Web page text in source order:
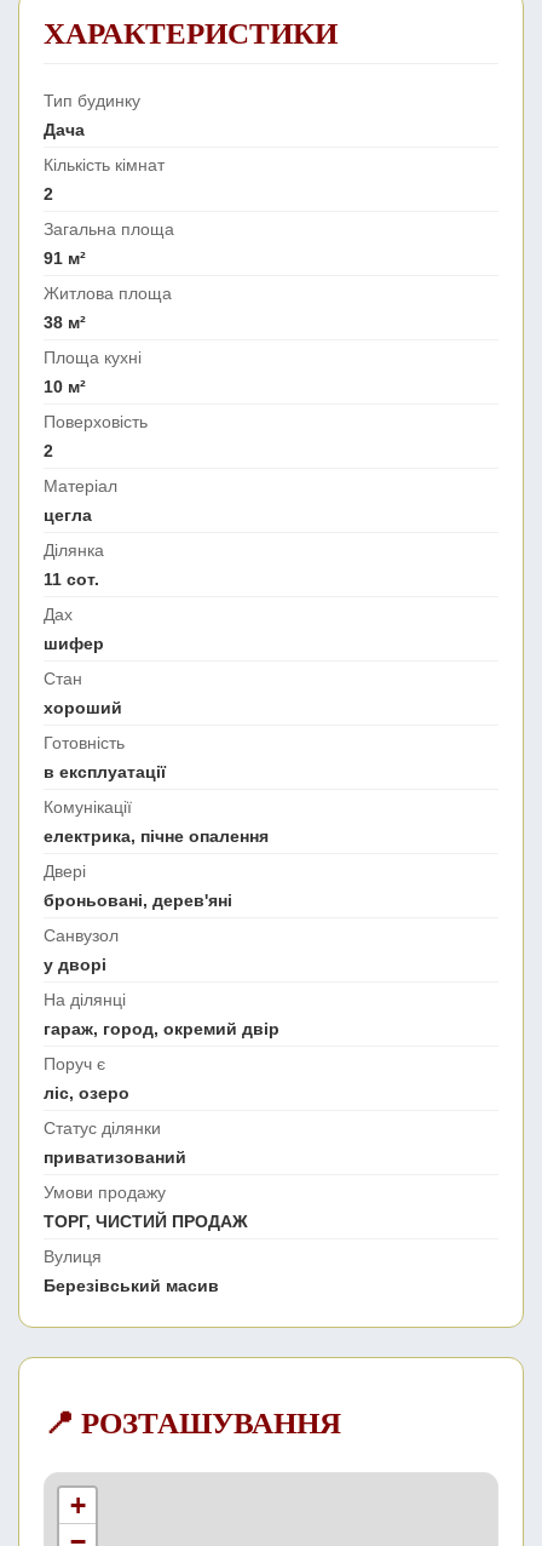
ХАРАКТЕРИСТИКИ
Тип будинку
Дача
Кількість кімнат
2
Загальна площа
91 м²
Житлова площа
38 м²
Площа кухні
10 м²
Поверховість
2
Матеріал
цегла
Ділянка
11 сот.
Дах
шифер
Стан
хороший
Готовність
в експлуатації
Комунікації
електрика, пічне опалення
Двері
броньовані, дерев'яні
Санвузол
у дворі
На ділянці
гараж, город, окремий двір
Поруч є
ліс, озеро
Статус ділянки
приватизований
Умови продажу
ТОРГ, ЧИСТИЙ ПРОДАЖ
Вулиця
Березівський масив
📍 РОЗТАШУВАННЯ
+